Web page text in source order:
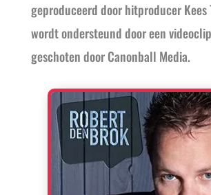
geproduceerd door hitproducer Kees
wordt ondersteund door een
geschoten door Canonball Media.